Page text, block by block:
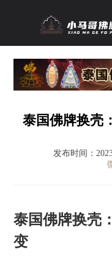
泰国佛牌换壳
发布时间：
泰国佛牌换壳
变